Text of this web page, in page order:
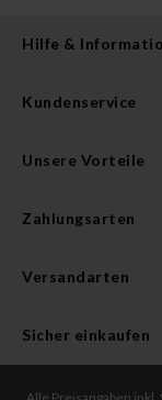
Hilfe &
Kundenservice
Unsere Vorteile
Zahlungsarten
Versandarten
Sicher einkaufen